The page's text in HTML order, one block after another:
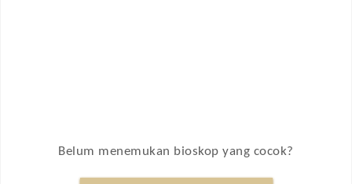
Belum menemukan bioskop yang cocok?